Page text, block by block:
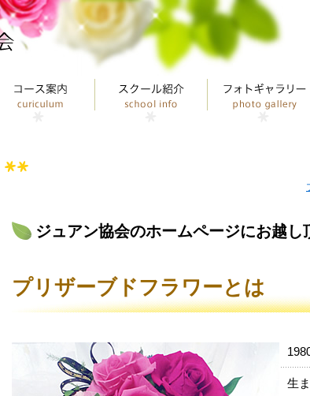
ジュアン協会のホームページにお越し
プリザーブドフラワーとは
生